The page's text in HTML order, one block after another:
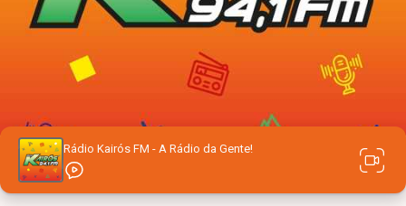
Rádio Kairós FM - A Rádio da Gente!